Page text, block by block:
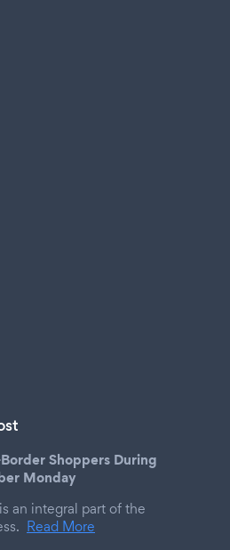
Shoppers During
Monday
an integral part of the
Read More